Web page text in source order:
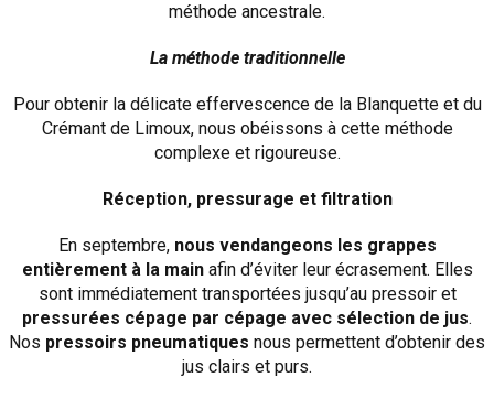
méthode ancestrale.
La méthode traditionnelle
Pour obtenir la délicate effervescence de la Blanquette et du
Crémant de Limoux, nous obéissons à cette méthode
complexe et rigoureuse.
Réception, pressurage et filtration
En septembre, nous vendangeons les grappes
entièrement à la mainafin d’éviter leur écrasement. Elles
sont immédiatement transportées jusqu’au pressoir et
pressurées cépage par cépage avec sélection de jus.
Nos pressoirs pneumatiques nous permettent d’obtenir des
jus clairs et purs.